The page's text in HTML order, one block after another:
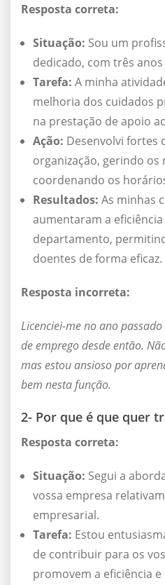
Resposta correta:
Situação: Sou um
dedicado, com três
Tarefa: A minha
melhoria dos cuidados
na prestação de apoio
Ação: Desenvolvi fortes
organização, gerindo
coordenando os
Resultados: As minhas
aumentaram a
departamento,
doentes de forma eficaz.
Resposta incorreta:
Licenciei-me no ano
de emprego desde então.
mas estou ansioso por
bem nesta função.
2- Por que é que quer
Resposta correta:
Situação: Segui a
vossa empresa
empresarial.
Tarefa: Estou
de contribuir para os
promovem a eficiência